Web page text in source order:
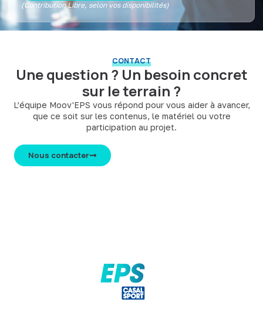
(Contribution Libre, selon vos disponibilités)
CONTACT
Une question ? Un besoin concret
sur le terrain ?
L’équipe Moov'EPS vous répond pour vous aider à avancer,
que ce soit sur les contenus, le matériel ou votre
participation au projet.
Nous contacter